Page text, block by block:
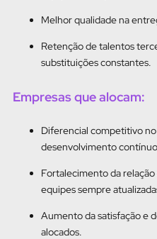
Melhor qualidade na
Retenção de talentos
substituições constantes.
Empresas que alocam:
Diferencial competitivo
desenvolvimento
Fortalecimento da
equipes sempre
Aumento da satisfação e
alocados.